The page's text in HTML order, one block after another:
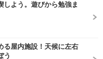
しよう。遊びから勉強ま
る屋内施設！天候に左右
う